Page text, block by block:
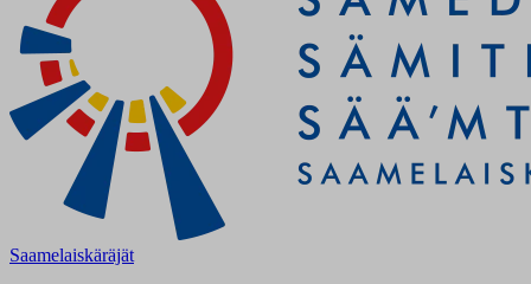
Saamelaiskäräjät